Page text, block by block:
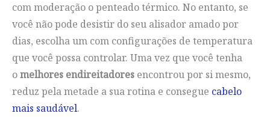
com moderação o penteado térmico. No entanto, se
você não pode desistir do seu alisador amado por
dias, escolha um com configurações de temperatura
que você possa controlar. Uma vez que você tenha
omelhores endireitadores encontrou por si mesmo,
reduz pela metade a sua rotina e consegue cabelo
mais saudável.